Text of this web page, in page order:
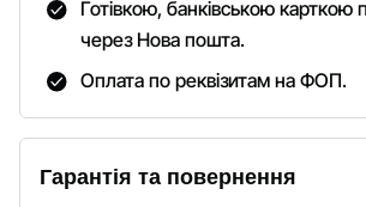
Готівкою, банківською карткою
через Нова пошта.
Оплата по реквізитам на ФОП.
Гарантія та повернення